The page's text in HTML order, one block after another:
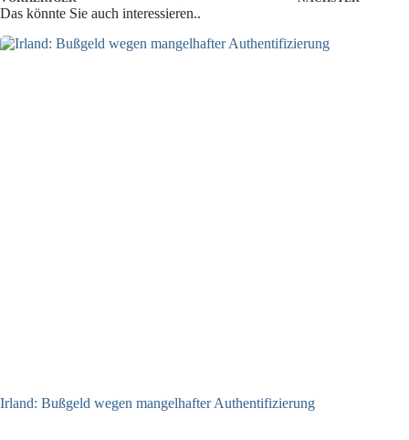
Das könnte Sie auch interessieren..
Irland: Bußgeld wegen mangelhafter Authentifizierung